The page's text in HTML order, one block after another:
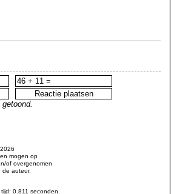
mogen op
of overgenomen
de auteur.
0.811 seconden.